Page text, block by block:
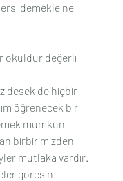
demekle ne
okuldur değerli
desek de hiçbir
öğrenecek bir
mümkün
birbirimizden
mutlaka vardır.
göresin